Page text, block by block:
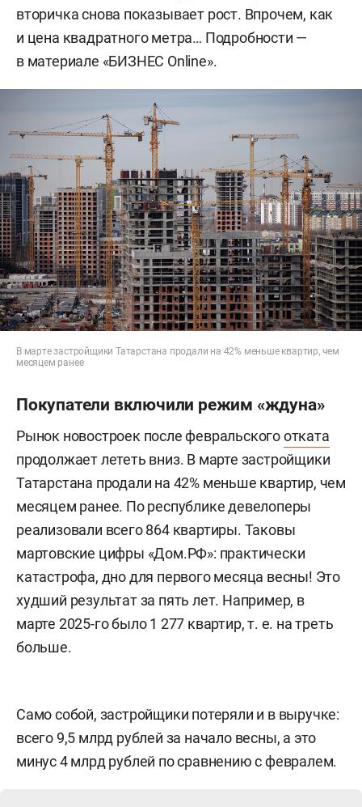
вторичка снова показывает рост. Впрочем, как
и цена квадратного метра… Подробности —
в материале «БИЗНЕС Online».
В марте застройщики Татарстана продали на 42% меньше квартир, чем
месяцем ранее
Покупатели включили режим «ждуна»
Рынок новостроек после февральскогоотката
продолжает лететь вниз. В марте застройщики
Татарстана продали на 42% меньше квартир, чем
месяцем ранее. По республике девелоперы
реализовали всего 864 квартиры. Таковы
мартовские цифры «Дом.РФ»: практически
катастрофа, дно для первого месяца весны! Это
худший результат за пять лет. Например, в
марте 2025-го было 1 277 квартир, т. е. на треть
больше.
Само собой, застройщики потеряли и в выручке:
всего 9,5 млрд рублей за начало весны, а это
минус 4 млрд рублей по сравнению с февралем.